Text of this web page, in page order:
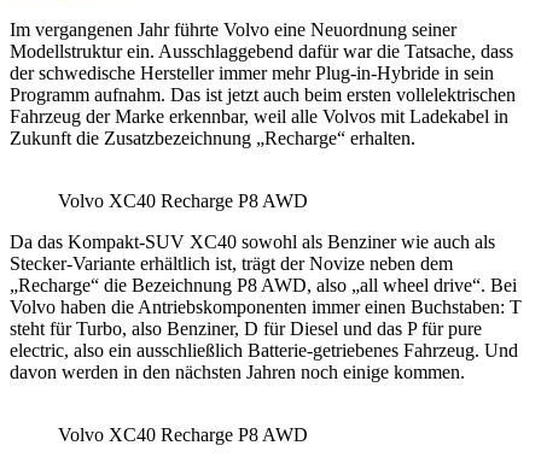
Im vergangenen Jahr führte Volvo eine Neuordnung seiner
Modellstruktur ein. Ausschlaggebend dafür war die Tatsache, dass
der schwedische Hersteller immer mehr Plug-in-Hybride in sein
Programm aufnahm. Das ist jetzt auch beim ersten vollelektrischen
Fahrzeug der Marke erkennbar, weil alle Volvos mit Ladekabel in
Zukunft die Zusatzbezeichnung „Recharge“ erhalten.
Volvo XC40 Recharge P8 AWD
Da das Kompakt-SUV XC40 sowohl als Benziner wie auch als
Stecker-Variante erhältlich ist, trägt der Novize neben dem
„Recharge“ die Bezeichnung P8 AWD, also „all wheel drive“. Bei
Volvo haben die Antriebskomponenten immer einen Buchstaben: T
steht für Turbo, also Benziner, D für Diesel und das P für pure
electric, also ein ausschließlich Batterie-getriebenes Fahrzeug. Und
davon werden in den nächsten Jahren noch einige kommen.
Volvo XC40 Recharge P8 AWD